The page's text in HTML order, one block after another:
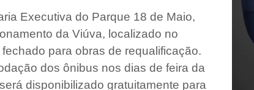
Executiva do Parque 18 de Maio,
da Viúva, localizado no
para obras de requalificação.
dos ônibus nos dias de feira da
disponibilizado gratuitamente para